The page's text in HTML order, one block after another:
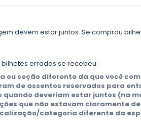
devem estar juntos. Se comprou
errados se recebeu:
ou seção diferente da que você
de assentos reservados para
quando deveriam estar juntos (na
que não estavam claramente
categoria diferente da